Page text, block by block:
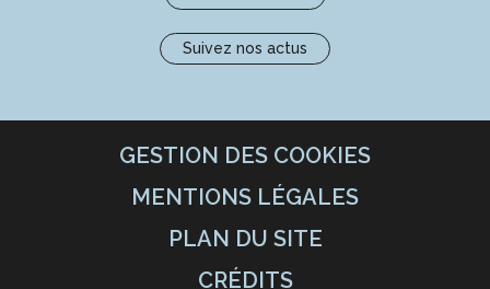
Suivez nos actus
GESTION DES COOKIES
MENTIONS LÉGALES
PLAN DU SITE
CRÉDITS